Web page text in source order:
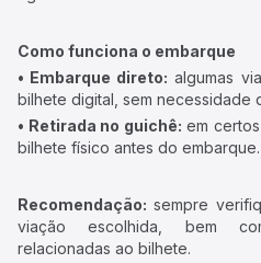
Como funciona o embarque
• Embarque direto: algumas
bilhete digital, sem necessidade
• Retirada no guichê: em
bilhete físico antes do embarque.
Recomendação: sempre
viação escolhida, bem
relacionadas ao bilhete.